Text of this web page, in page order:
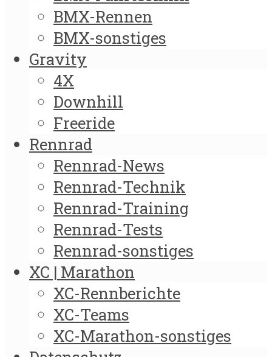
BMX-Rennen
BMX-sonstiges
Gravity
4X
Downhill
Freeride
Rennrad
Rennrad-News
Rennrad-Technik
Rennrad-Training
Rennrad-Tests
Rennrad-sonstiges
XC | Marathon
XC-Rennberichte
XC-Teams
XC-Marathon-sonstiges